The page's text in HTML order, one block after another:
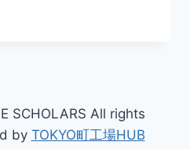
SCHOLARS All rights
by TOKYO町工場HUB